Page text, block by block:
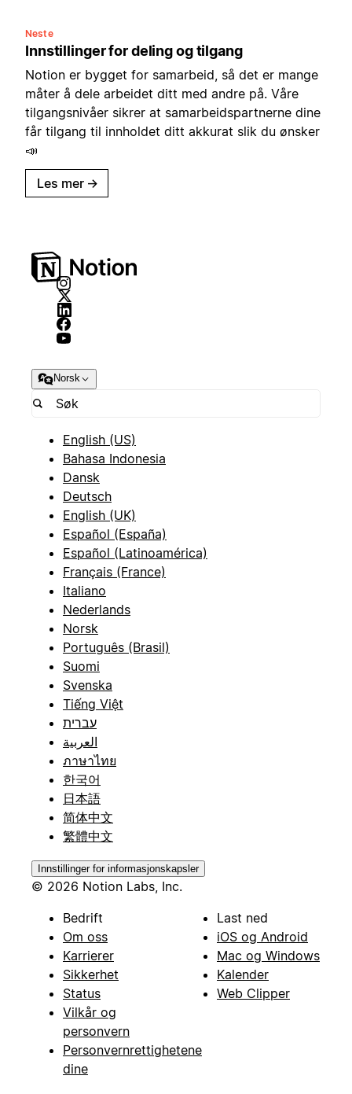
Neste
Innstillinger for deling og tilgang
Notion er bygget for samarbeid, så det er mange
måter å dele arbeidet ditt med andre på. Våre
tilgangsnivåer sikrer at samarbeidspartnerne dine
får tilgang til innholdet ditt akkurat slik du ønsker
📣
Les mer →
Norsk
English (US)
Bahasa Indonesia
Dansk
Deutsch
English (UK)
Español (España)
Español (Latinoamérica)
Français (France)
Italiano
Nederlands
Norsk
Português (Brasil)
Suomi
Svenska
Tiếng Việt
עברית
العربية
ภาษาไทย
한국어
日本語
简体中文
繁體中文
Innstillinger for informasjonskapsler
© 2026 Notion Labs, Inc.
Bedrift
Om oss
Karrierer
Sikkerhet
Status
Vilkår og
personvern
Personvernrettighetene
dine
Last ned
iOS og Android
Mac og Windows
Kalender
Web Clipper